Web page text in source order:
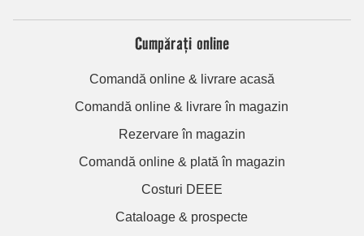
Cumpărați online
Comandă online & livrare acasă
Comandă online & livrare în magazin
Rezervare în magazin
Comandă online & plată în magazin
Costuri DEEE
Cataloage & prospecte